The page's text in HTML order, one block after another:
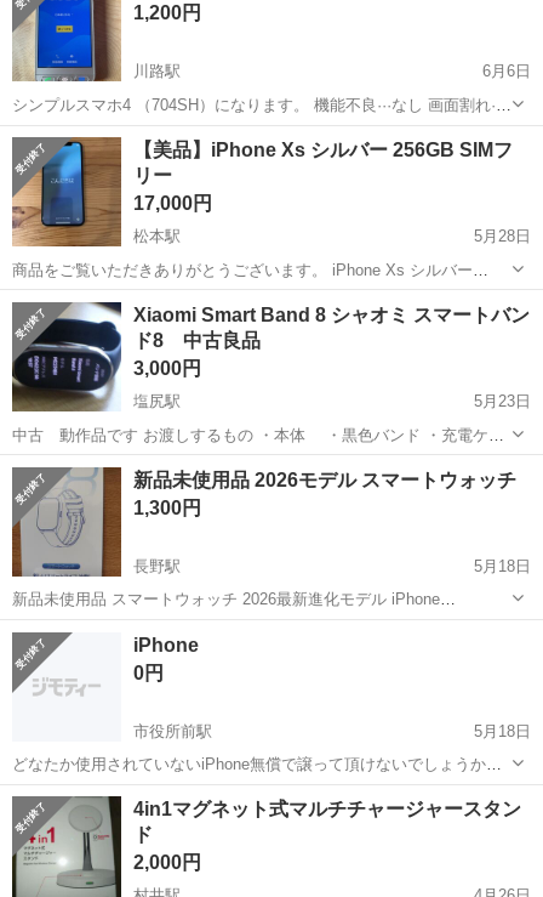
通勤OK！無料駐車場完備！《長野県茅...
1,200円
川路駅
6月6日
シンプルスマホ4 （704SH）になります。 機能不良···なし 画面割れ···
なし 本体は小傷や擦れがありますが動作良好でまだまだ使用可能と思
います。 ◎商品詳細 【機種】iシンプルスマホ4 【色】シルバー 【バ
ッテリー...
長野 下伊那郡 川路駅
【美品】iPhone Xs シルバー 256GB SIMフ
リー
17,000円
松本駅
5月28日
商品をご覧いただきありがとうございます。 iPhone Xs シルバー
256GB です。 大容量の256GBモデルですので、写真や動画、アプリ
をたっぷり保存できます。側面は高級感のあるステンレスフレーム仕
様です。 ...
長野 松本市
Xiaomi Smart Band 8 シャオミ スマートバン
ド8 中古良品
3,000円
塩尻駅
5月23日
中古 動作品です お渡しするもの ・本体 ・黒色バンド ・充電ケー
ブル ・箱 スマホはあったほうが良いです、これだけでは出来ることが
限られます 一週間程は返品受け付けます 操作方法については、ネ...
長野 塩尻市 塩尻駅 その他 Xiaomi
新品未使用品 2026モデル スマートウォッチ
1,300円
長野駅
5月18日
新品未使用品 スマートウォッチ 2026最新進化モデル iPhone
X001CL8CZB対応＆アンドロイド対応 1.9インチ業界HD大画面
Bluetooth通話機能付SMS/Line通話機能 薄型軽量 スポーツウォ...
長野
iPhone
0円
市役所前駅
5月18日
どなたか使用されていないiPhone無償で譲って頂けないでしょうか？
よろしくお願いします
長野 長野市 市役所前駅 その他 よろしくお願いします
4in1マグネット式マルチチャージャースタン
ド
2,000円